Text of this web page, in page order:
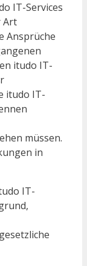
IT-Services
Art
Ansprüche
itudo IT-
itudo IT-
müssen.
in
IT-